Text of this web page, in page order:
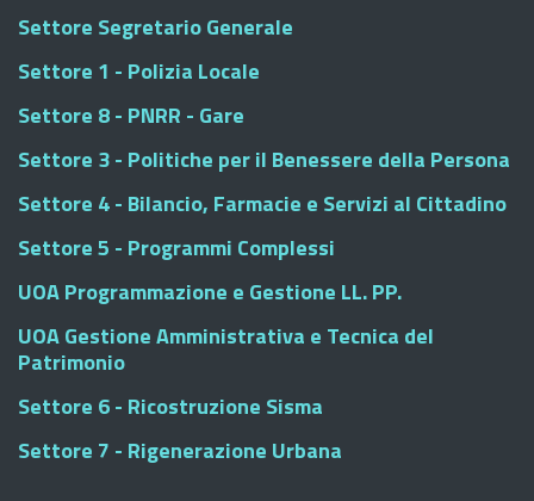
Settore Segretario Generale
Settore 1 - Polizia Locale
Settore 8 - PNRR - Gare
Settore 3 - Politiche per il Benessere della Persona
Settore 4 - Bilancio, Farmacie e Servizi al Cittadino
Settore 5 - Programmi Complessi
UOA Programmazione e Gestione LL. PP.
UOA Gestione Amministrativa e Tecnica del
Patrimonio
Settore 6 - Ricostruzione Sisma
Settore 7 - Rigenerazione Urbana